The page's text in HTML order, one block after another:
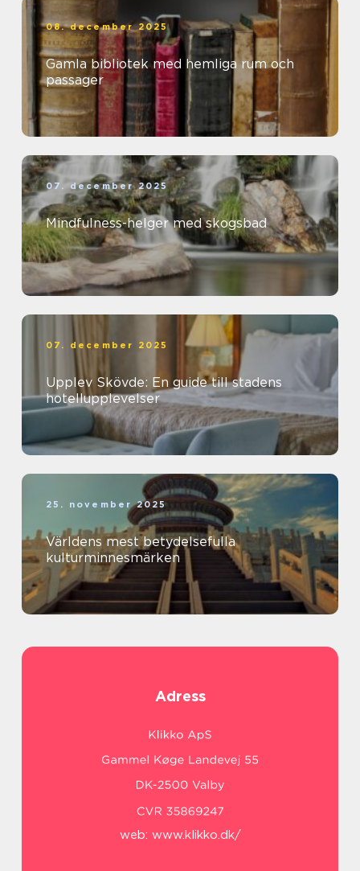
08. december 2025
Gamla bibliotek med hemliga rum och
passager
07. december 2025
Mindfulness-helger med skogsbad
07. december 2025
Upplev Skövde: En guide till stadens
hotellupplevelser
25. november 2025
Världens mest betydelsefulla
kulturminnesmärken
Adress
web: www.klikko.dk/